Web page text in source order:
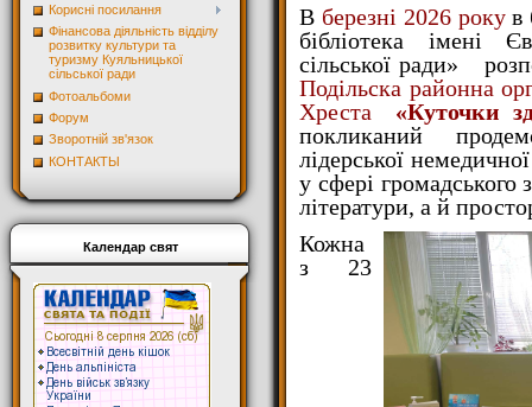
Корисні посилання
Фінансова діяльність відділу
розвитку культури та
туризму Куяльницької
сільської ради
Фотоальбоми
Форум
Зворотній зв'язок
КОНТАКТЫ
Календар свят
В березні 2026 рокув
бібліотека імені
сільської ради»
Подільска районна
Хреста
«Куточки
покликаний
лідерської
у сфері громадського
літератури, а й
Кожна
з 23